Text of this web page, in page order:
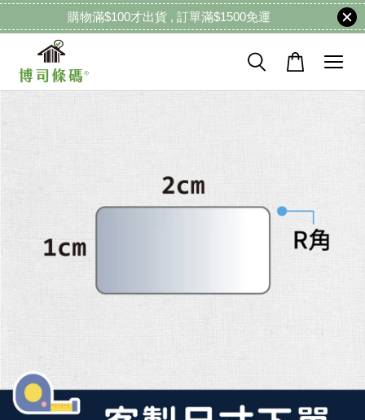
購物滿$100才出貨 , 訂單滿$1500免運